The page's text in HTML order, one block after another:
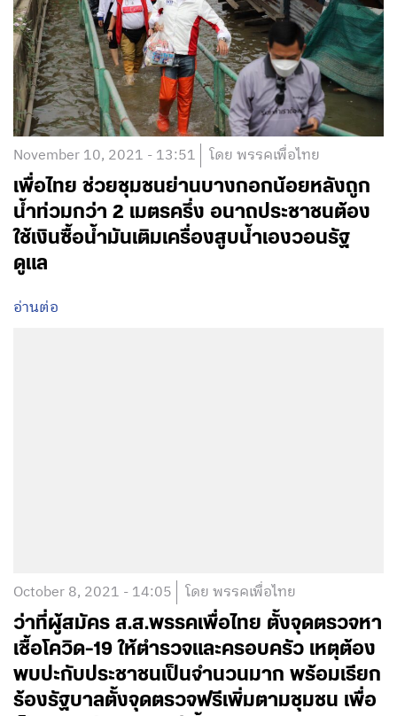
November 10, 2021 - 13:51 โดย พรรคเพื่อไทย
เพื่อไทย ช่วยชุมชนย่านบางกอกน้อยหลังถูก
น้ำท่วมกว่า 2 เมตรครึ่ง อนาถประชาชนต้อง
ใช้เงินซื้อน้ำมันเติมเครื่องสูบน้ำเองวอนรัฐ
ดูแล
อ่านต่อ
October 8, 2021 - 14:05 โดย พรรคเพื่อไทย
ว่าที่ผู้สมัคร ส.ส.พรรคเพื่อไทย ตั้งจุดตรวจหา
เชื้อโควิด-19 ให้ตำรวจและครอบครัว เหตุต้อง
พบปะกับประชาชนเป็นจำนวนมาก พร้อมเรียก
ร้องรัฐบาลตั้งจุดตรวจฟรีเพิ่มตามชุมชน เพื่อ